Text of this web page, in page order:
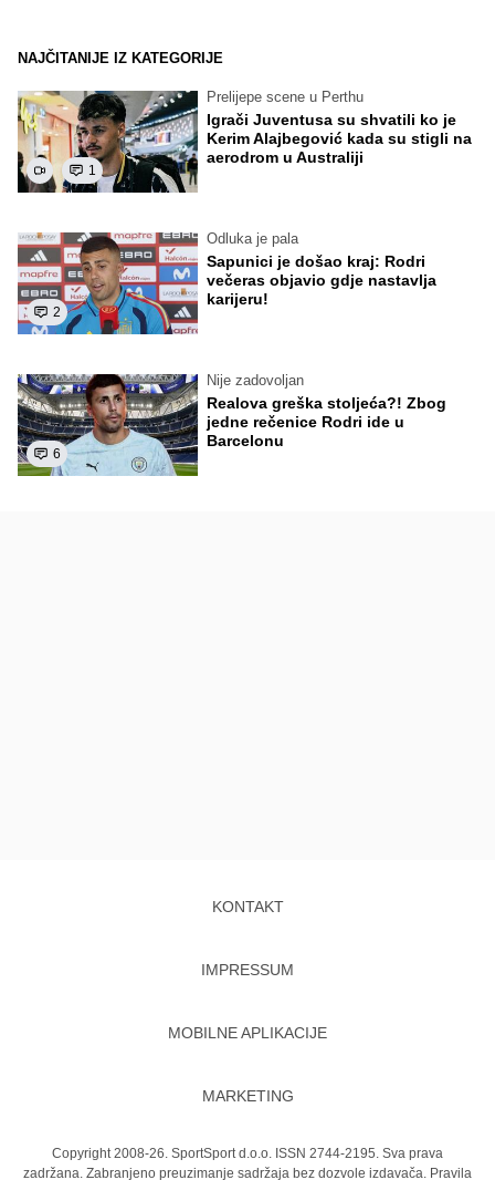
NAJČITANIJE IZ KATEGORIJE
1
Prelijepe scene u Perthu
Igrači Juventusa su shvatili ko je
Kerim Alajbegović kada su stigli na
aerodrom u Australiji
2
Odluka je pala
Sapunici je došao kraj: Rodri
večeras objavio gdje nastavlja
karijeru!
6
Nije zadovoljan
Realova greška stoljeća?! Zbog
jedne rečenice Rodri ide u
Barcelonu
KONTAKT
IMPRESSUM
MOBILNE APLIKACIJE
MARKETING
Copyright 2008-26. SportSport d.o.o. ISSN 2744-2195. Sva prava
zadržana. Zabranjeno preuzimanje sadržaja bez dozvole izdavača. Pravila